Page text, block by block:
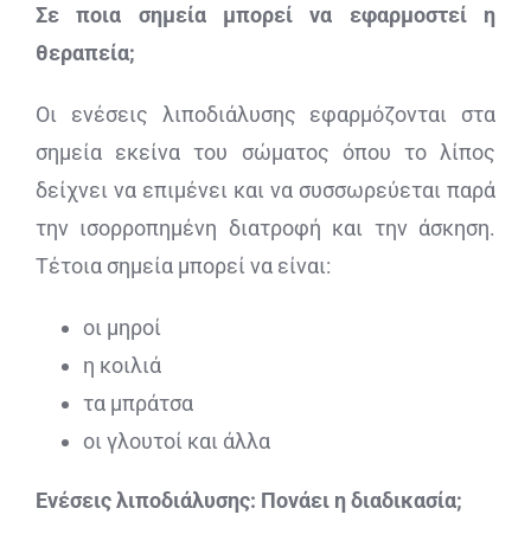
Σε ποια σημεία μπορεί να εφαρμοστεί η
θεραπεία;
Οι ενέσεις λιποδιάλυσης εφαρμόζονται στα
σημεία εκείνα του σώματος όπου το λίπος
δείχνει να επιμένει και να συσσωρεύεται παρά
την ισορροπημένη διατροφή και την άσκηση.
Τέτοια σημεία μπορεί να είναι:
οι μηροί
η κοιλιά
τα μπράτσα
οι γλουτοί και άλλα
Ενέσεις λιποδιάλυσης: Πονάει η διαδικασία;